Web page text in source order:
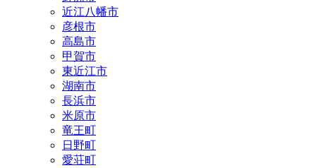
近江八幡市
彦根市
高島市
甲賀市
東近江市
湖南市
長浜市
米原市
竜王町
日野町
愛荘町